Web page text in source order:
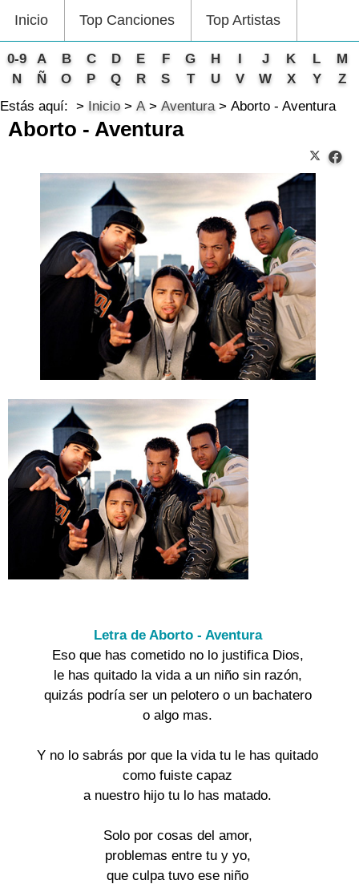
Inicio Top Canciones Top Artistas
0-9 A B C D E F G H I J K L
M
N
Ñ O P Q R S T U V W X Y
Z
Estás aquí:
Inicio A Aventura Aborto - Aventura
Aborto - Aventura
Letra de Aborto - Aventura
Eso que has cometido no lo justifica Dios,
le has quitado la vida a un niño sin razón,
quizás podría ser un pelotero o un bachatero
o algo mas.
Y no lo sabrás por que la vida tu le has quitado
como fuiste capaz
a nuestro hijo tu lo has matado.
Solo por cosas del amor,
problemas entre tu y yo,
que culpa tuvo ese niño